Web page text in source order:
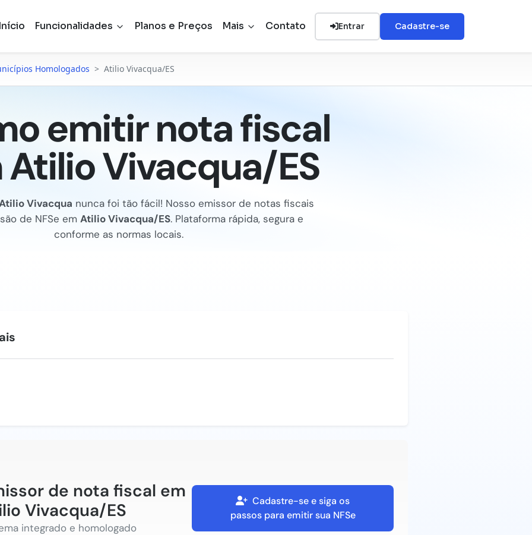
Funcionalidades Planos e Preços Mais Contato Entrar Cadastre-se
Homologados > Atilio Vivacqua/ES
emitir nota fiscal
Vivacqua/ES
Vivacqua nunca foi tão fácil! Nosso emissor de notas fiscais
de NFSe em Atilio Vivacqua/ES. Plataforma rápida, segura e
conforme as normas locais.
de nota fiscal em
Vivacqua/ES
integrado e homologado
Cadastre-se e siga os
passos para emitir sua NFSe